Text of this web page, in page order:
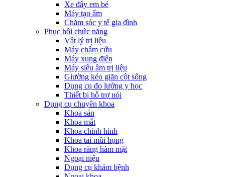
Xe đẩy em bé
Máy tạo ẩm
Chăm sóc y tế gia đình
Phục hồi chức năng
Vật lý trị liệu
Máy châm cứu
Máy xung điện
Máy siêu âm trị liệu
Giường kéo giãn cột sống
Dụng cụ đo lường y học
Thiết bị hỗ trợ nói
Dụng cụ chuyên khoa
Khoa sản
Khoa mắt
Khoa chỉnh hình
Khoa tai mũi họng
Khoa răng hàm mặt
Ngoại niệu
Dụng cụ khám bệnh